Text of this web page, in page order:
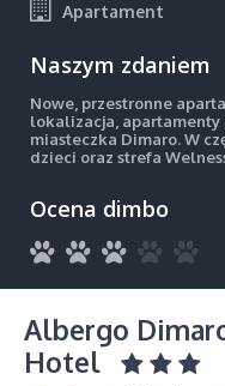
Apartament
Naszym zdaniem
Nowe, przestronne
lokalizacja, apartamenty
miasteczka Dimaro. W
dzieci oraz strefa
Ocena dimbo
Albergo
Hotel